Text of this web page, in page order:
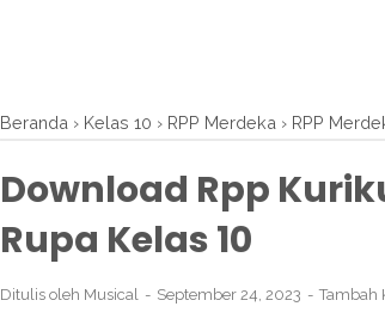
Beranda › Kelas 10 › RPP Merdeka › RPP
Download Rpp
Rupa Kelas 10
Ditulis oleh Musical September 24, 2023 Tambah